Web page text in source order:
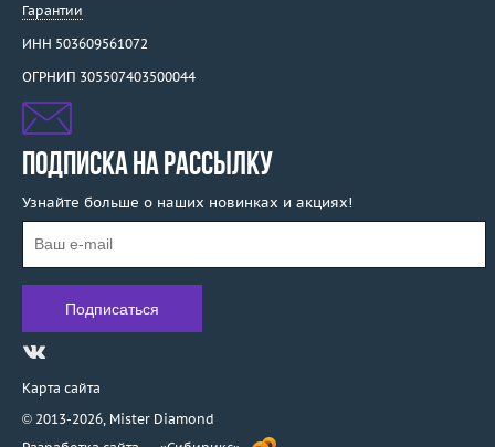
Гарантии
ИНН 503609561072
ОГРНИП 305507403500044
ПОДПИСКА НА РАССЫЛКУ
Узнайте больше о наших новинках и акциях!
Карта сайта
© 2013-2026, Mister Diamond